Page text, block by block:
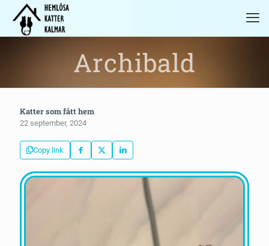
Archibald
Katter som fått hem
22 september, 2024
Copy link